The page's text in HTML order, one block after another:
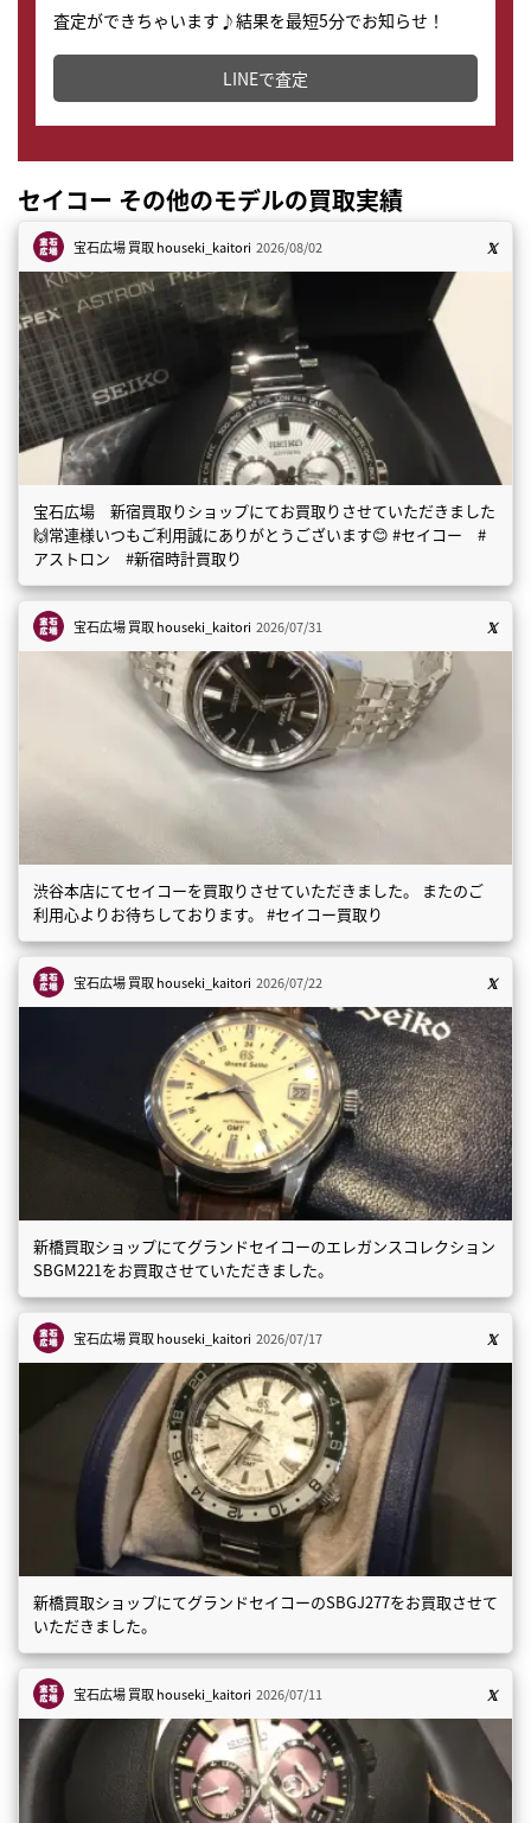
査定ができちゃいます♪結果を最短5分でお知らせ！
どこからでもすぐに査定金額を知ることが出来ます。
LINEで査定
セイコー その他のモデルの買取実績
宝石広場 買取houseki_kaitori 2026/08/02
宝石広場 新宿買取りショップにてお買取りさせていただきました
🙌常連様いつもご利用誠にありがとうございます😊 #セイコー #
アストロン #新宿時計買取り
宝石広場 買取houseki_kaitori 2026/07/31
渋谷本店にてセイコーを買取りさせていただきました。 またのご
利用心よりお待ちしております。 #セイコー買取り
宝石広場 買取houseki_kaitori 2026/07/22
新橋買取ショップにてグランドセイコーのエレガンスコレクション
SBGM221をお買取させていただきました。
宝石広場 買取houseki_kaitori 2026/07/17
新橋買取ショップにてグランドセイコーのSBGJ277をお買取させて
いただきました。
宝石広場 買取houseki_kaitori 2026/07/11